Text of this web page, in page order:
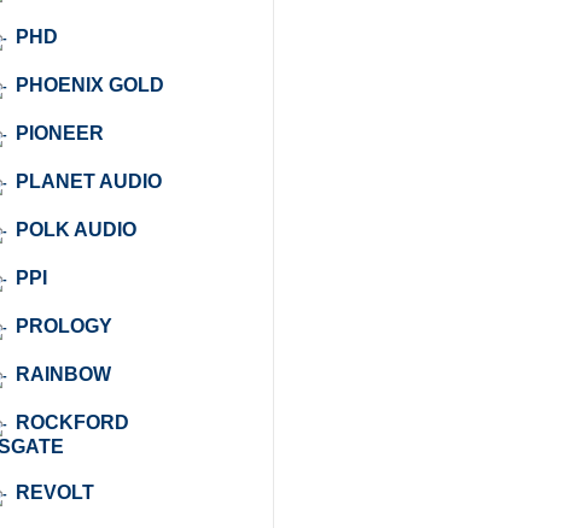
PHD
PHOENIX GOLD
PIONEER
PLANET AUDIO
POLK AUDIO
PPI
PROLOGY
RAINBOW
ROCKFORD
REVOLT